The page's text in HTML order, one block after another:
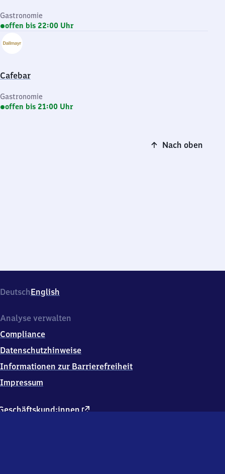
Gastronomie
offen bis 22:00 Uhr
Cafebar
Gastronomie
offen bis 21:00 Uhr
Nach oben
DeutschEnglish
externer
Analyse verwalten
Compliance
Datenschutzhinweise
Informationen zur Barrierefreiheit
Impressum